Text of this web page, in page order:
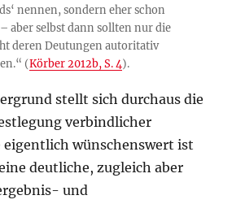
nennen, sondern eher schon
aber selbst dann sollten nur die
deren Deutungen autoritativ
(Körber 2012b, S. 4).
stellt sich durchaus die
verbindlicher
wünschenswert ist
deutliche, zugleich aber
und